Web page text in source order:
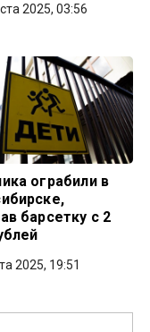
2025, 03:56
ограбили в
барсетку с 2
2025, 19:51